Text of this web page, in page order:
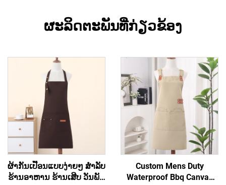
ຜະລິດຕະພັນທີ່ກ່ຽວຂ້ອງ
ຜ້າກັນເປື້ອນແບບງ່າຍໆ ສຳລັບ
ຮ້ານອາຫານ ຮ້ານເສີບ ວັນພັກ
Custom Mens Duty
Waterproof Bbq Canvas